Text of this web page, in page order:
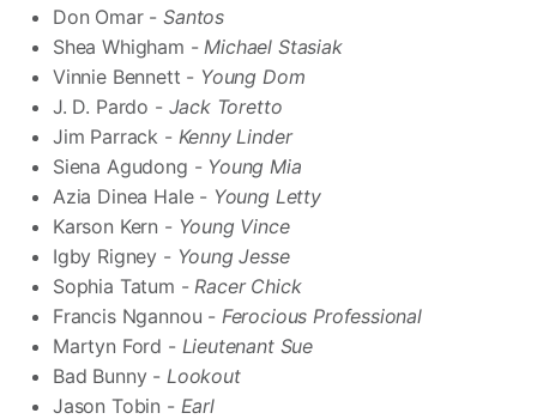
Don Omar -Santos
Shea Whigham - Michael Stasiak
Vinnie Bennett - Young Dom
J. D. Pardo - Jack Toretto
Jim Parrack - Kenny Linder
Siena Agudong - Young Mia
Azia Dinea Hale - Young Letty
Karson Kern - Young Vince
Igby Rigney - Young Jesse
Sophia Tatum - Racer Chick
Francis Ngannou - Ferocious Professional
Martyn Ford - Lieutenant Sue
Bad Bunny - Lookout
Jason Tobin - Earl